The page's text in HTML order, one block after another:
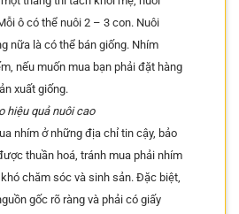
ô có thể nuôi 2 – 3 con. Nuôi
nữa là có thể bán giống. Nhím
nếu muốn mua bạn phải đặt hàng
xuất giống.
hiệu quả nuôi cao
nhím ở những địa chỉ tin cậy, bảo
thuần hoá, tránh mua phải nhím
chăm sóc và sinh sản. Đặc biệt,
gốc rõ ràng và phải có giấy